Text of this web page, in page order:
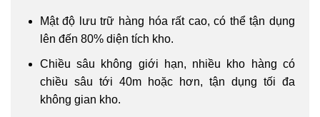
Mật độ lưu trữ hàng hóa rất cao, có thể tận dụng
lên đến 80% diện tích kho.
Chiều sâu không giới hạn, nhiều kho hàng có
chiều sâu tới 40m hoặc hơn, tận dụng tối đa
không gian kho.